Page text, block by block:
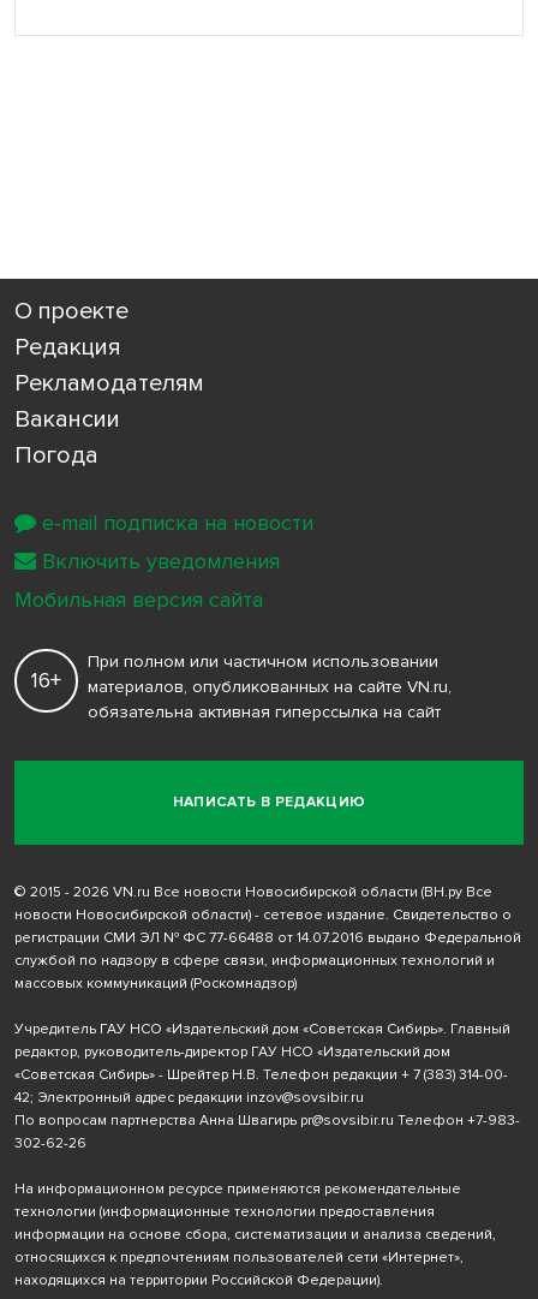
О проекте
Редакция
Рекламодателям
Вакансии
Погода
НАПИСАТЬ В РЕДАКЦИЮ
16+
При полном или частичном использовании
материалов, опубликованных на сайте VN.ru,
обязательна активная гиперссылка на сайт
© 2015 - 2026 VN.ru Все новости Новосибирской области (ВН.ру Все
новости Новосибирской области) - сетевое издание. Свидетельство о
регистрации СМИ ЭЛ № ФС 77-66488 от 14.07.2016 выдано Федеральной
службой по надзору в сфере связи, информационных технологий и
массовых коммуникаций (Роскомнадзор)
Учредитель ГАУ НСО «Издательский дом «Советская Сибирь». Главный
редактор, руководитель-директор ГАУ НСО «Издательский дом
«Советская Сибирь» - Шрейтер Н.В. Телефон редакции + 7 (383) 314-00-
42; Электронный адрес редакции inzov@sovsibir.ru
По вопросам партнерства Анна Швагирь pr@sovsibir.ru Телефон +7-983-
302-62-26
На информационном ресурсе применяются рекомендательные
технологии (информационные технологии предоставления
информации на основе сбора, систематизации и анализа сведений,
относящихся к предпочтениям пользователей сети «Интернет»,
находящихся на территории Российской Федерации).
e-mail подписка на новости
Включить уведомления
Мобильная версия сайта